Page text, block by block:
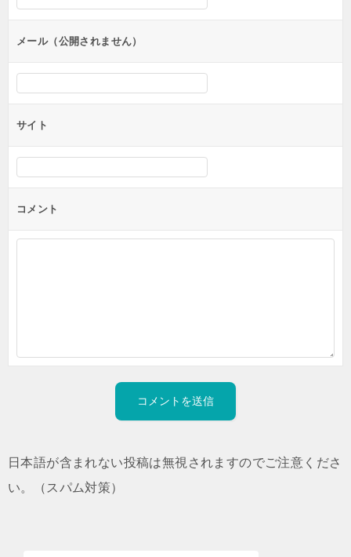
ンメール（公開されません）
サイト
コメント
日本語が含まれない投稿は無視されますのでご注意くださ
い。（スパム対策）